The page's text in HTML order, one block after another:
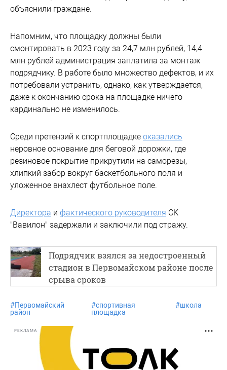
объяснили граждане.
Напомним, что площадку должны были
смонтировать в 2023 году за 24,7 млн рублей, 14,4
млн рублей администрация заплатила за монтаж
подрядчику. В работе было множество дефектов, и их
потребовали устранить, однако, как утверждается,
даже к окончанию срока на площадке ничего
кардинально не изменилось.
Среди претензий к спортплощадке оказались
неровное основание для беговой дорожки, где
резиновое покрытие прикрутили на саморезы,
хлипкий забор вокруг баскетбольного поля и
уложенное внахлест футбольное поле.
Директора и фактического руководителя СК
"Вавилон" задержали и заключили под стражу.
Подрядчик взялся за недостроенный
стадион в Первомайском районе после
срыва сроков
#Первомайский
район
#спортивная
площадка
#школа
РЕКЛАМА